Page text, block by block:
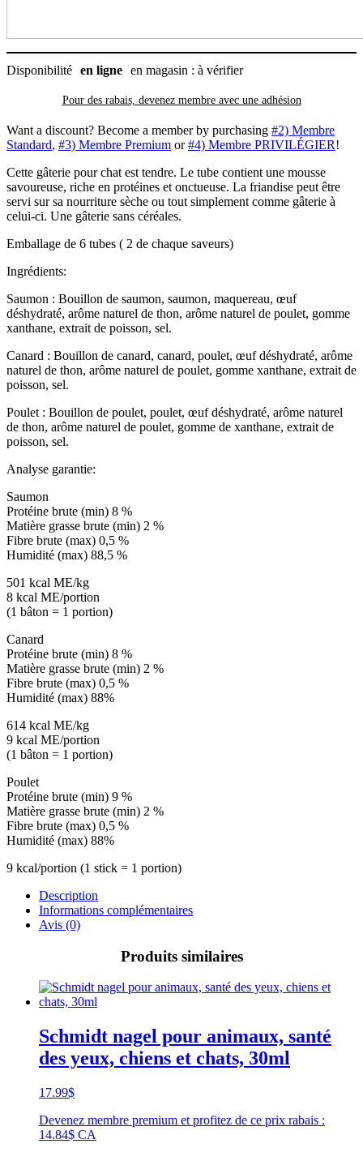
tubes)
Disponibilité en ligne en magasin : à vérifier
Pour des rabais, devenez membre avec une adhésion
Want a discount? Become a member by purchasing #2) Membre
Standard, #3) Membre Premium or#4) Membre PRIVILÉGIER!
Cette gâterie pour chat est tendre. Le tube contient une mousse
savoureuse, riche en protéines et onctueuse. La friandise peut être
servi sur sa nourriture sèche ou tout simplement comme gâterie à
celui-ci. Une gâterie sans céréales.
Emballage de 6 tubes ( 2 de chaque saveurs)
Ingrédients:
Saumon : Bouillon de saumon, saumon, maquereau, œuf
déshydraté, arôme naturel de thon, arôme naturel de poulet, gomme
xanthane, extrait de poisson, sel.
Canard : Bouillon de canard, canard, poulet, œuf déshydraté, arôme
naturel de thon, arôme naturel de poulet, gomme xanthane, extrait de
poisson, sel.
Poulet : Bouillon de poulet, poulet, œuf déshydraté, arôme naturel
de thon, arôme naturel de poulet, gomme de xanthane, extrait de
poisson, sel.
Analyse garantie:
Saumon
Protéine brute (min) 8 %
Matière grasse brute (min) 2 %
Fibre brute (max) 0,5 %
Humidité (max) 88,5 %
501 kcal ME/kg
8 kcal ME/portion
(1 bâton = 1 portion)
Canard
Protéine brute (min) 8 %
Matière grasse brute (min) 2 %
Fibre brute (max) 0,5 %
Humidité (max) 88%
614 kcal ME/kg
9 kcal ME/portion
(1 bâton = 1 portion)
Poulet
Protéine brute (min) 9 %
Matière grasse brute (min) 2 %
Fibre brute (max) 0,5 %
Humidité (max) 88%
9 kcal/portion (1 stick = 1 portion)
Description
Informations complémentaires
Avis (0)
Produits similaires
Schmidt nagel pour animaux, santé
des yeux, chiens et chats, 30ml
17.99$
Devenez membre premium et profitez de ce prix rabais :
14.84$ CA